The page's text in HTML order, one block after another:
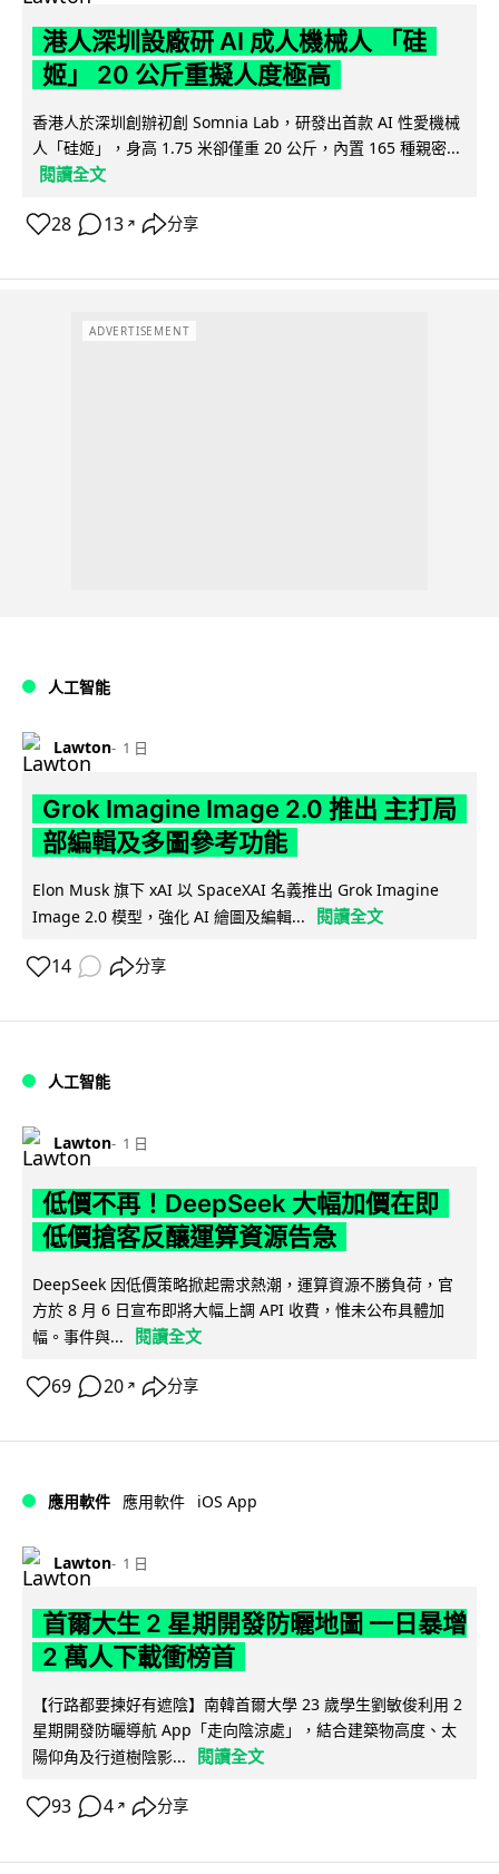
港人深圳設廠研 AI 成人機械人 「硅
姬」 20 公斤重擬人度極高
香港人於深圳創辦初創 Somnia Lab，研發出首款 AI 性愛機械
人「硅姬」，身高 1.75 米卻僅重 20 公斤，內置 165 種親密...
閱讀全文
28 13 ↗ 分享
ADVERTISEMENT
人工智能
Lawton 1 日
Grok Imagine Image 2.0 推出 主打局
部編輯及多圖參考功能
Elon Musk 旗下 xAI 以 SpaceXAI 名義推出 Grok Imagine
Image 2.0 模型，強化 AI 繪圖及編輯...
閱讀全文
14 分享
人工智能
Lawton 1 日
低價不再！DeepSeek 大幅加價在即
低價搶客反釀運算資源告急
DeepSeek 因低價策略掀起需求熱潮，運算資源不勝負荷，官
方於 8 月 6 日宣布即將大幅上調 API 收費，惟未公布具體加
幅。事件與...
閱讀全文
69 20 ↗ 分享
應用軟件 應用軟件 iOS App
Lawton 1 日
首爾大生 2 星期開發防曬地圖 一日暴增
2 萬人下載衝榜首
【行路都要揀好有遮陰】南韓首爾大學 23 歲學生劉敏俊利用 2
星期開發防曬導航 App「走向陰涼處」，結合建築物高度、太
陽仰角及行道樹陰影...
閱讀全文
93 4 ↗ 分享